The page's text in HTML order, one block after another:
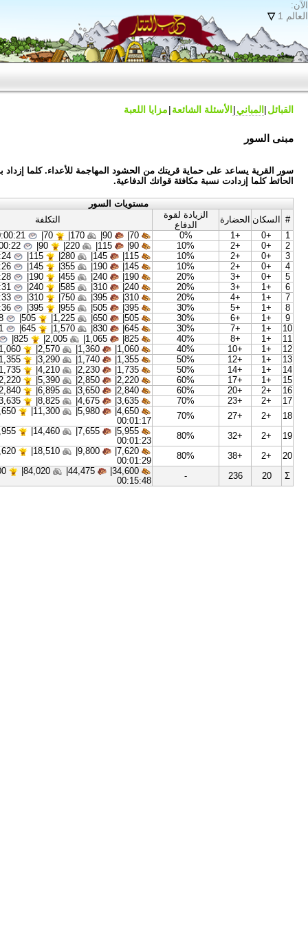
قريتك من الحشود المهاجمة للأعداء. كلما إزداد بناء مستوى
مكافئة قواتك الدفاعية.
مستويات السور
لقوة
الدفاع
التكلفة
0%
70|
90|
170|
70
|
00:00:21
10%
90|
115|
220|
90
|
00:00:22
10%
115|
145|
280|
115
|
00:00:24
10%
145|
190|
355|
145
|
00:00:26
20%
190|
190
|
00:00:28
20%
240|
240
|
00:00:31
20%
310|
310
|
00:00:33
30%
395|
505|
955|
395
|
00:00:36
30%
505|
650|
1,225|
505
|
00:00:38
30%
645|
830|
1,570|
645
|
00:00:41
40%
825|
1,065|
2,005|
825
|
00:00:45
40%
1,060|
1,360|
2,570|
1,060
|
00:00:48
50%
1,355|
1,740|
3,290|
1,355
|
00:00:52
50%
1,735|
2,230|
4,210|
1,735
00:00:56
60%
2,220|
2,850|
5,390|
60%
2,840|
3,650|
6,895|
2,840
|
00:01:06
70%
3,635|
4,675|
8,825|
3,635
|
00:01:11
70%
4,650|
5,980|
11,300|
4,650
|
00:01:17
80%
5,955|
14,460|
|